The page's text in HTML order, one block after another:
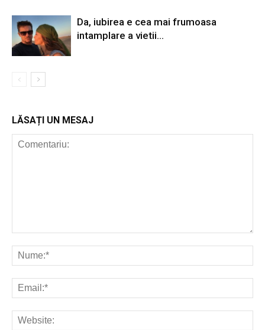
Da, iubirea e cea mai frumoasa
intamplare a vietii…
LĂSAȚI UN MESAJ